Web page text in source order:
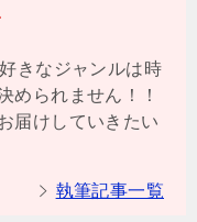
きなジャンルは時
められません！！
届けしていきたい
執筆記事一覧